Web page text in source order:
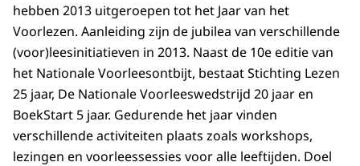
hebben 2013 uitgeroepen tot het Jaar van het
Voorlezen. Aanleiding zijn de jubilea van verschillende
(voor)leesinitiatieven in 2013. Naast de 10e editie van
het Nationale Voorleesontbijt, bestaat Stichting Lezen
25 jaar, De Nationale Voorleeswedstrijd 20 jaar en
BoekStart 5 jaar. Gedurende het jaar vinden
verschillende activiteiten plaats zoals workshops,
lezingen en voorleessessies voor alle leeftijden. Doel